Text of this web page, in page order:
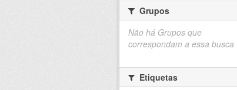
Grupos
Não há Grupos que
correspondam a essa busca
Etiquetas